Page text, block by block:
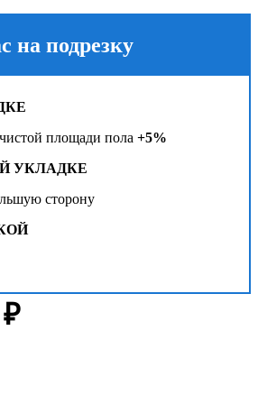
на подрезку
площади пола+5%
УКЛАДКЕ
сторону